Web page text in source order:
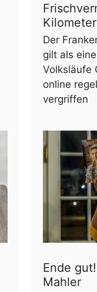
Der
gilt als
Volksläufe
online
vergriffen
Ende
Mahler